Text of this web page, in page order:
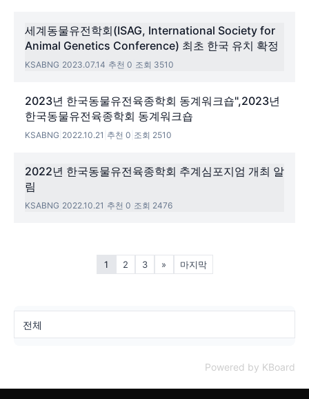
세계동물유전학회(ISAG, International Society for
Animal Genetics Conference) 최초 한국 유치 확정
KSABNG 2023.07.14 추천 0 조회 3510
2023년 한국동물유전육종학회 동계워크숍",2023년
한국동물유전육종학회 동계워크숍
KSABNG 2022.10.21 추천 0 조회 2510
2022년 한국동물유전육종학회 추계심포지엄 개최 알
림
KSABNG 2022.10.21 추천 0 조회 2476
1 2 3 » 마지막
Powered by KBoard